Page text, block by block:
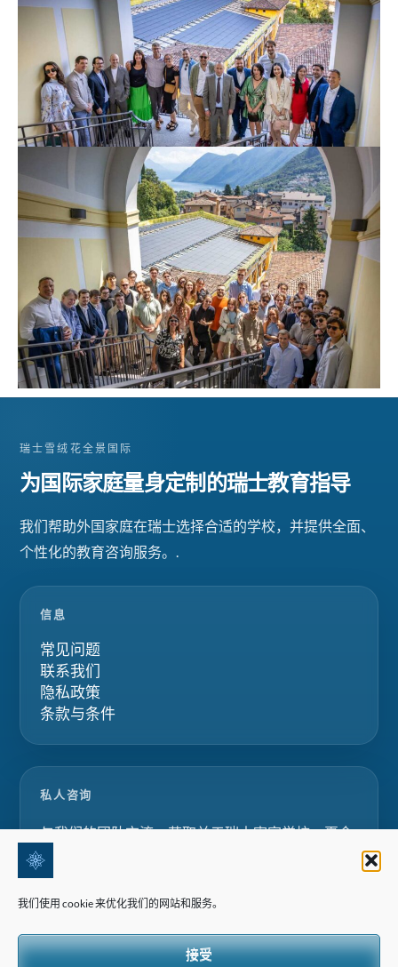
我们使用 cookie 来优化我们的网站和服务。
接受
瑞士雪绒花全景国际
为国际家庭量身定制的瑞士教育指导
我们帮助外国家庭在瑞士选择合适的学校，并提供全面、
个性化的教育咨询服务。.
信息
常见问题
联系我们
隐私政策
条款与条件
私人咨询
与我们的团队交流，获取关于瑞士寄宿学校、夏令
营和家庭教育项目的定制化建议。.
请求咨询